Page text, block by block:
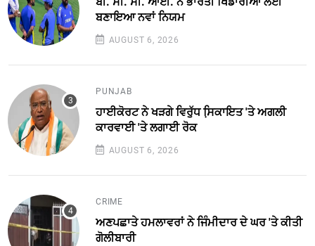
ਬਣਾਇਆ ਨਵਾਂ ਨਿਯਮ
AUGUST 6, 2026
PUNJAB
ਹਾਈਕੋਰਟ ਨੇ ਖੜਗੇ ਵਿਰੁੱਧ ਸਿ਼ਕਾਇਤ 'ਤੇ ਅਗਲੀ
ਕਾਰਵਾਈ 'ਤੇ ਲਗਾਈ ਰੋਕ
AUGUST 6, 2026
CRIME
ਅਣਪਛਾਤੇ ਹਮਲਾਵਰਾਂ ਨੇ ਜਿੰਮੀਦਾਰ ਦੇ ਘਰ 'ਤੇ ਕੀਤੀ
ਗੋਲੀਬਾਰੀ